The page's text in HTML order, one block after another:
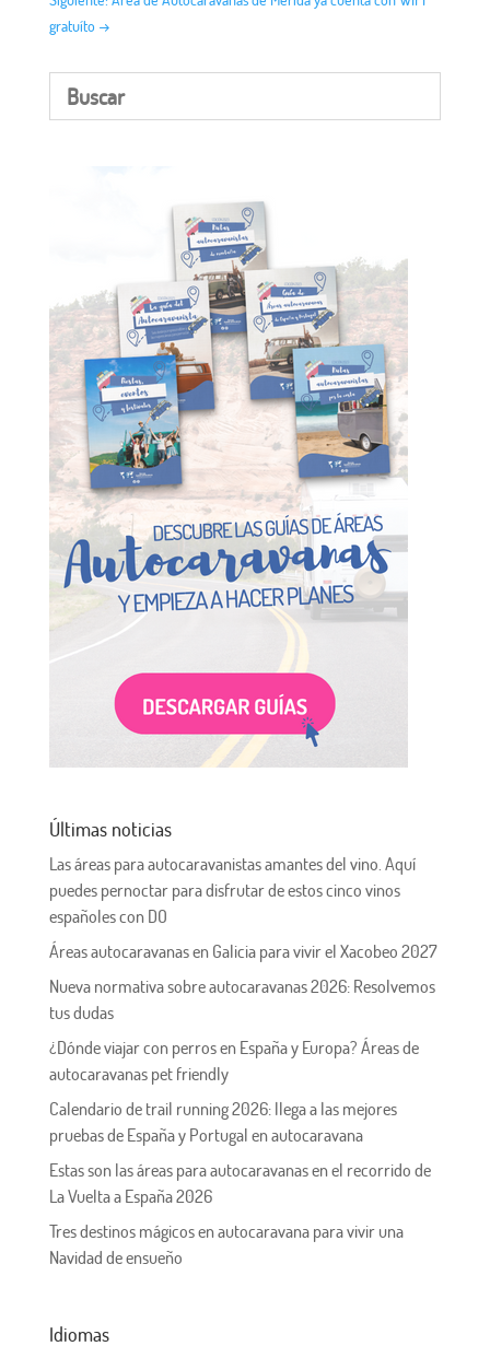
gratuíto →
Últimas noticias
Las áreas para autocaravanistas amantes del vino. Aquí
puedes pernoctar para disfrutar de estos cinco vinos
españoles con DO
Áreas autocaravanas en Galicia para vivir el Xacobeo 2027
Nueva normativa sobre autocaravanas 2026: Resolvemos
tus dudas
¿Dónde viajar con perros en España y Europa? Áreas de
autocaravanas pet friendly
Calendario de trail running 2026: llega a las mejores
pruebas de España y Portugal en autocaravana
Estas son las áreas para autocaravanas en el recorrido de
La Vuelta a España 2026
Tres destinos mágicos en autocaravana para vivir una
Navidad de ensueño
Idiomas